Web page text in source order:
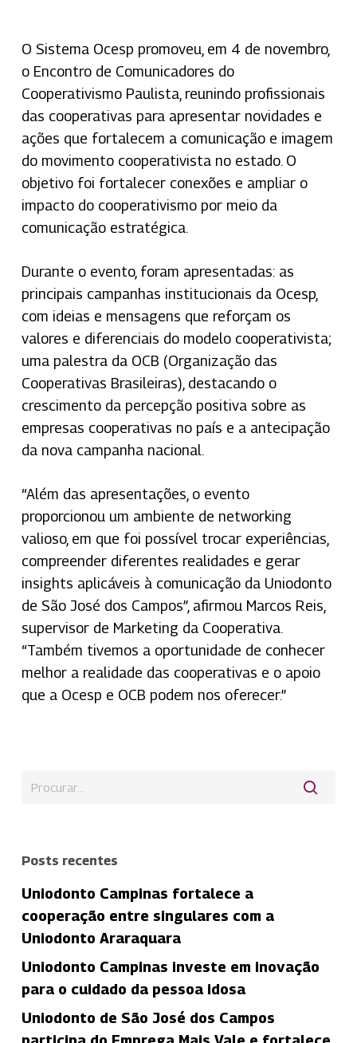
O Sistema Ocesp promoveu, em 4 de novembro,
o Encontro de Comunicadores do
Cooperativismo Paulista, reunindo profissionais
das cooperativas para apresentar novidades e
ações que fortalecem a comunicação e imagem
do movimento cooperativista no estado. O
objetivo foi fortalecer conexões e ampliar o
impacto do cooperativismo por meio da
comunicação estratégica.
Durante o evento, foram apresentadas: as
principais campanhas institucionais da Ocesp,
com ideias e mensagens que reforçam os
valores e diferenciais do modelo cooperativista;
uma palestra da OCB (Organização das
Cooperativas Brasileiras), destacando o
crescimento da percepção positiva sobre as
empresas cooperativas no país e a antecipação
da nova campanha nacional.
“Além das apresentações, o evento
proporcionou um ambiente de networking
valioso, em que foi possível trocar experiências,
compreender diferentes realidades e gerar
insights aplicáveis à comunicação da Uniodonto
de São José dos Campos”, afirmou Marcos Reis,
supervisor de Marketing da Cooperativa.
“Também tivemos a oportunidade de conhecer
melhor a realidade das cooperativas e o apoio
que a Ocesp e OCB podem nos oferecer.”
Posts recentes
Uniodonto Campinas fortalece a
cooperação entre singulares com a
Uniodonto Araraquara
Uniodonto Campinas investe em inovação
para o cuidado da pessoa idosa
Uniodonto de São José dos Campos